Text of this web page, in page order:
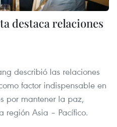
destaca relaciones
describió las relaciones
factor indispensable en
por mantener la paz,
región Asia – Pacífico.